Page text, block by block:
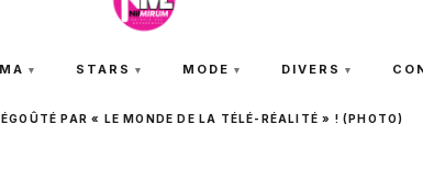
STARS MODE DIVERS
PAR « LE MONDE DE LA TÉLÉ-RÉALITÉ » ! (PHOTO)